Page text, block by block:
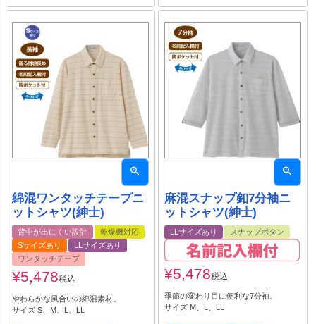
綿混ワンタッチテープニ
ットシャツ(紳士)
背中が出にくい設計
乾燥機対応
Sサイズあり
LLサイズあり
ワンタッチテープ
¥5,478税込
やわらかな風合いの綿混素材。
サイズ S、M、L、LL
麻混スナップ釦7分袖ニ
ットシャツ(紳士)
LLサイズあり スナップボタン
¥5,478税込
季節の変わり目に便利な7分袖。
サイズ M、L、LL